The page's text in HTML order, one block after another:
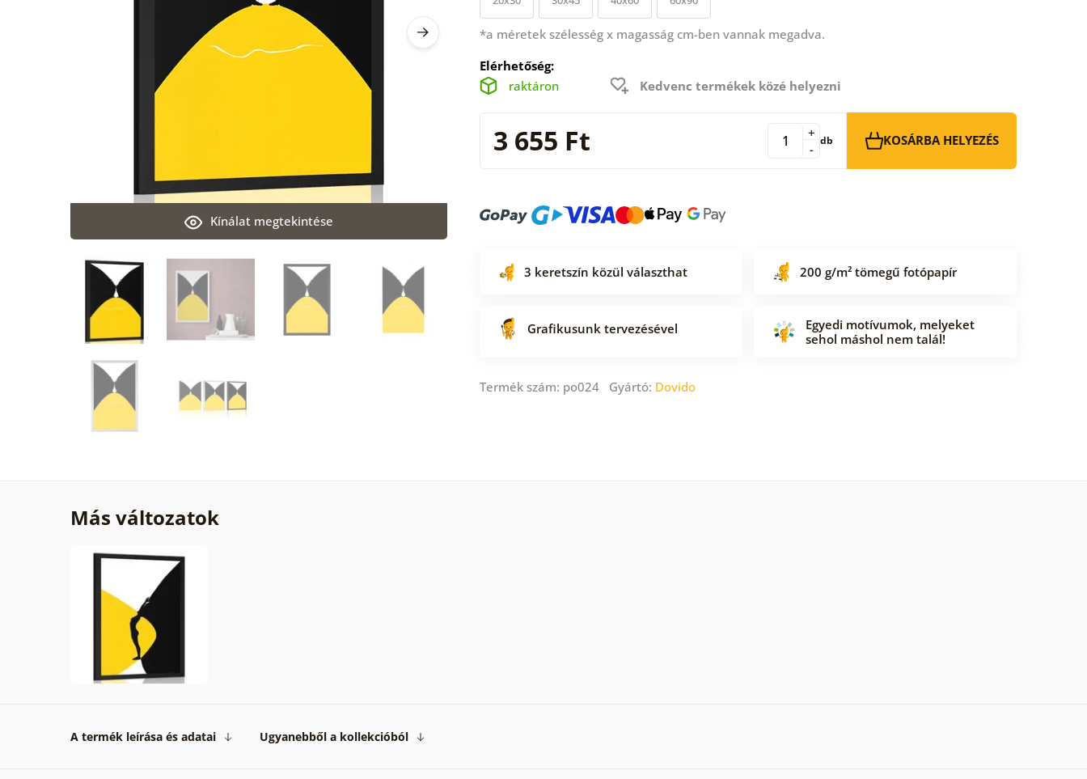
Kínálat megtekintése
*a méretek szélesség x magasság cm-ben vannak megadva.
Elérhetőség:
raktáron
Kedvenc termékek közé helyezni
3 655 Ft -
+ db KOSÁRBA HELYEZÉS
3 keretszín közül választhat 200 g/m² tömegű fotópapír
Grafikusunk tervezésével
Egyedi motívumok, melyeket
sehol máshol nem talál!
Termék szám: po024 Gyártó: Dovido
Más változatok
A termék leírása és adatai Ugyanebből a kollekcióból